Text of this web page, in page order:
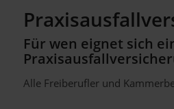
Für wen eignet sich
Alle Freiberufler und